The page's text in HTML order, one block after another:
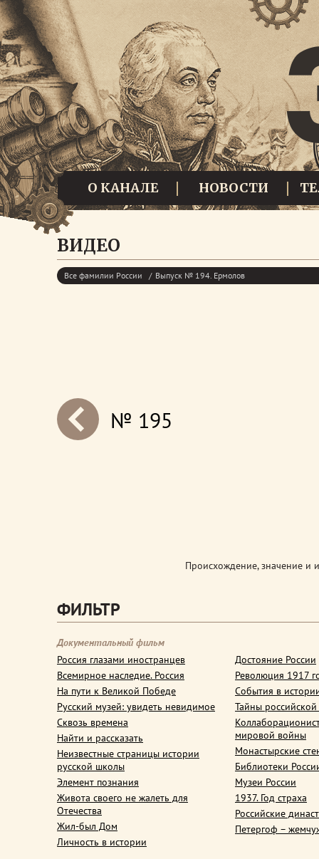
О КАНАЛЕ НОВОСТИ
ВИДЕО
Все фамилии России Выпуск № 194. Ермолов
next№ 195
Происхождение, значение и
ФИЛЬТР
Документальный фильм
Россия глазами иностранцев
Всемирное наследие. Россия
На пути к Великой Победе
Русский музей: увидеть невидимое
Сквозь времена
Найти и рассказать
Неизвестные страницы истории
русской школы
Элемент познания
Живота своего не жалеть для
Отечества
Жил-был Дом
Личность в истории
Достояние России
Революция 1917
События в
Тайны
мировой войны
Монастырские
Библиотеки
Музеи России
1937. Год страха
Российские
Петергоф –